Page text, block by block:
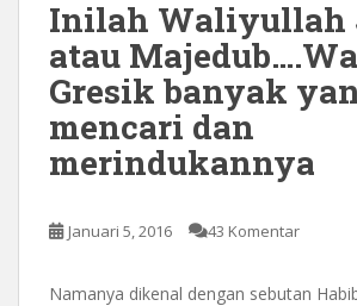
Inilah Waliyullah
atau
Gresik banyak
mencari dan
merindukannya
Januari 5, 2016 43 Komentar
Namanya dikenal dengan sebutan